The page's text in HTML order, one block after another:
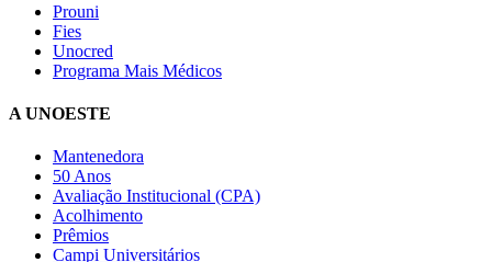
Prouni
Fies
Unocred
Programa Mais Médicos
A UNOESTE
Mantenedora
50 Anos
Avaliação Institucional (CPA)
Acolhimento
Prêmios
Campi Universitários